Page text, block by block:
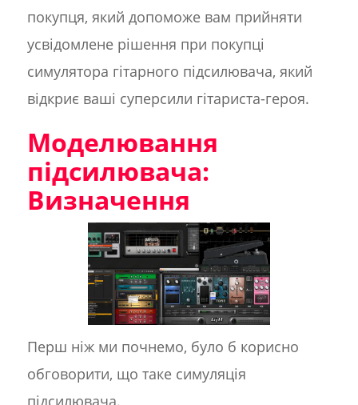
покупця, який допоможе вам прийняти
усвідомлене рішення при покупці
симулятора гітарного підсилювача, який
відкриє ваші суперсили гітариста-героя.
Моделювання
підсилювача:
Визначення
Перш ніж ми почнемо, було б корисно
обговорити, що таке симуляція
підсилювача.